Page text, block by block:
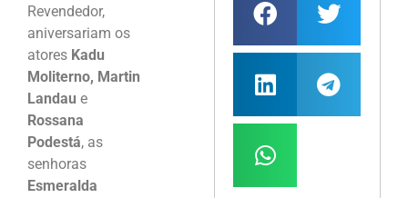
Revendedor,
aniversariam os
atores Kadu
Moliterno, Martin
Landau e
Rossana
Podestá, as
senhoras
Esmeralda